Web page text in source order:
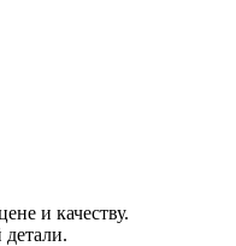
и качеству.